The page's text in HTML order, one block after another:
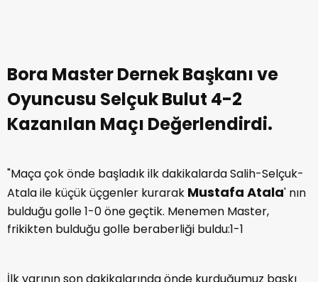
Bora Master Dernek Başkanı ve
Oyuncusu Selçuk Bulut 4-2
Kazanılan Maçı Değerlendirdi.
"Maça çok önde başladık ilk dakikalarda Salih-Selçuk-
Atala ile küçük üçgenler kurarak Mustafa Atala' nın
bulduğu golle 1-0 öne geçtik. Menemen Master,
frikikten bulduğu golle beraberliği buldu:1-1